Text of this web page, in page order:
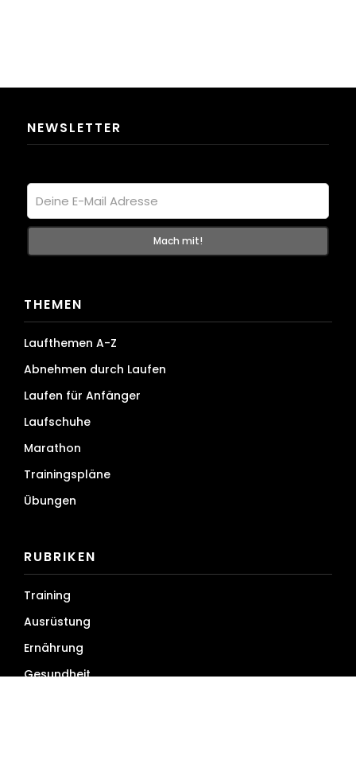
NEWSLETTER
THEMEN
Laufthemen A-Z
Abnehmen durch Laufen
Laufen für Anfänger
Laufschuhe
Marathon
Trainingspläne
Übungen
RUBRIKEN
Training
Ausrüstung
Ernährung
Gesundheit